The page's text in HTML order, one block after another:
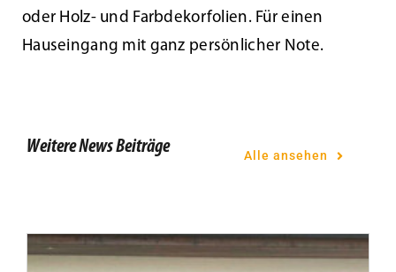
oder Holz- und Farbdekorfolien. Für einen
Hauseingang mit ganz persönlicher Note.
Weitere News Beiträge Alle ansehen
Tür des Monats August 2023